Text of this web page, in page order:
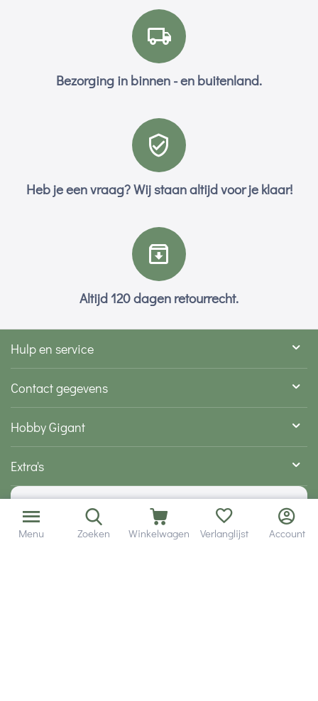
Bezorging in binnen - en buitenland.
Heb je een vraag? Wij staan altijd voor je klaar!
Altijd 120 dagen retourrecht.
Hulp en service
Contact gegevens
Hobby Gigant
Extra's
Wij zijn bereikbaar via
Menu Zoeken Winkelwagen Verlanglijst Account